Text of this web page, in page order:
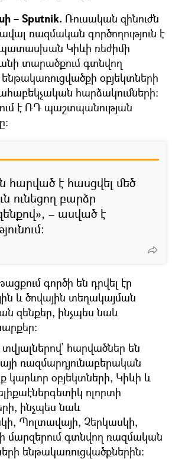
– Sputnik. Ռուսական զինուժն
ռազմական գործողություն է
Կիևի ռեժիմի
տարածքում գտնվող
օբյեկտների
հարձակումների։
է ՌԴ պաշտպանության
հարված է հասցվել մեծ
ունեցող բարձր
– ասված է
գործի են դրվել էր
և ծովային տեղակայման
զենքեր, ինչպես նաև
հարվածներ են
ռազմարդյունաբերական
կարևոր օբյեկտների, Կիևի և
ոլորտի
ինչպես նաև
Պոլտավայի, Չերկասկի,
մարզերում գտնվող ռազմական
ենթակառուցվածքներին։